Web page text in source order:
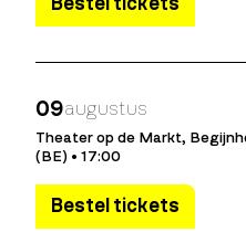
Bestel tickets
09augustus
Theater op de Markt,
(BE) • 17:00
Bestel tickets